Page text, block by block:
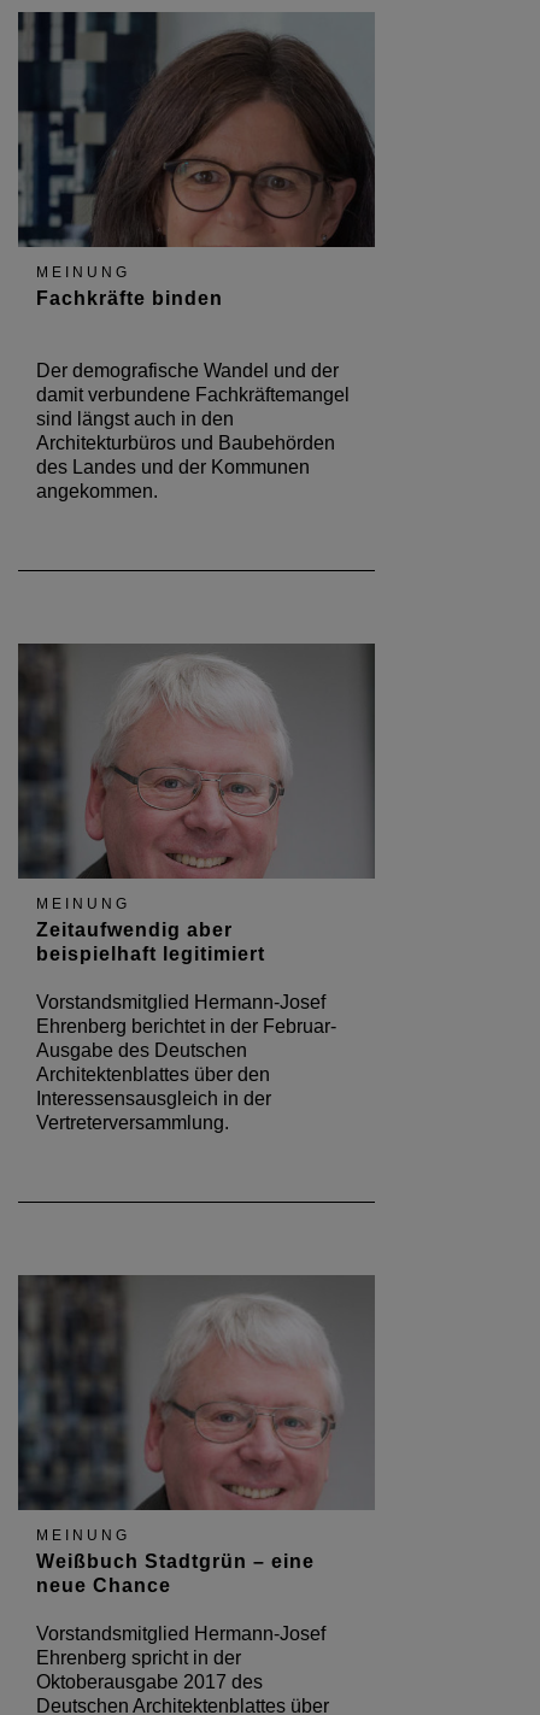
MEINUNG
Fachkräfte binden
Der demografische Wandel und der
damit verbundene Fachkräftemangel
sind längst auch in den
Architekturbüros und Baubehörden
des Landes und der Kommunen
angekommen.
MEINUNG
Zeitaufwendig aber
beispielhaft legitimiert
Vorstandsmitglied Hermann-Josef
Ehrenberg berichtet in der Februar-
Ausgabe des Deutschen
Architektenblattes über den
Interessensausgleich in der
Vertreterversammlung.
MEINUNG
Weißbuch Stadtgrün – eine
neue Chance
Vorstandsmitglied Hermann-Josef
Ehrenberg spricht in der
Oktoberausgabe 2017 des
Deutschen Architektenblattes über